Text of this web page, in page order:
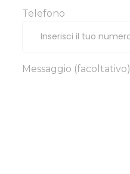
Telefono
Messaggio (facoltativo)